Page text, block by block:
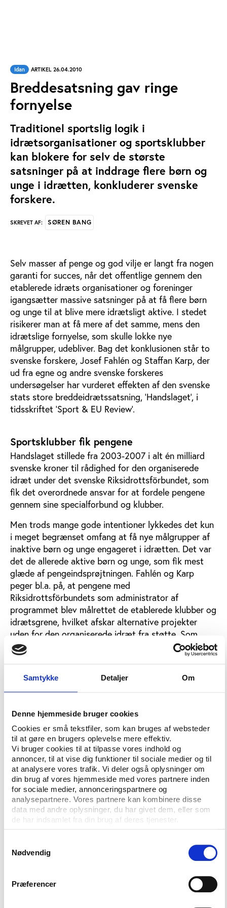
Samtykke Detaljer Om
Denne hjemmeside bruger cookies
Cookies er små tekstfiler, som kan bruges af websteder
til at gøre en brugers oplevelse mere effektiv.
Vi bruger cookies til at tilpasse vores indhold og
annoncer, til at vise dig funktioner til sociale medier og til
at analysere vores trafik. Vi deler også oplysninger om
din brug af vores hjemmeside med vores partnere inden
for sociale medier, annonceringspartnere og
analysepartnere. Vores partnere kan kombinere disse
data med andre oplysninger, du har givet dem, eller som
de har indsamlet fra din brug af deres tjenester.
Nødvendig
Præferencer
Idan ARTIKEL 26.04.2010
Breddesatsning gav ringe
fornyelse
Traditionel sportslig logik i
idrætsorganisationer og sportsklubber
kan blokere for selv de største
satsninger på at inddrage flere børn og
unge i idrætten, konkluderer svenske
forskere.
SKREVET AF: SØREN BANG
Selv masser af penge og god vilje er langt fra nogen
garanti for succes, når det offentlige gennem den
etablerede idræts organisationer og foreninger
igangsætter massive satsninger på at få flere børn
og unge til at blive mere idrætsligt aktive. I stedet
risikerer man at få mere af det samme, mens den
idrætslige fornyelse, som skulle lokke nye
målgrupper, udebliver. Bag det konklusionen står to
svenske forskere, Josef Fahlén og Staffan Karp, der
ud fra egne og andre svenske forskeres
undersøgelser har vurderet effekten af den svenske
stats store breddeidrætssatsning, ’Handslaget’, i
tidsskriftet ’Sport & EU Review’.
Sportsklubber fik pengene
Handslaget stillede fra 2003-2007 i alt én milliard
svenske kroner til rådighed for den organiserede
idræt under det svenske Riksidrottsförbundet, som
fik det overordnede ansvar for at fordele pengene
gennem sine specialforbund og klubber.
Men trods mange gode intentioner lykkedes det kun
i meget begrænset omfang at få nye målgrupper af
inaktive børn og unge engageret i idrætten. Det var
det de allerede aktive børn og unge, som fik mest
glæde af pengeindsprøjtningen. Fahlén og Karp
peger bl.a. på, at pengene med
Riksidrottsförbundets som administrator af
programmet blev målrettet de etablerede klubber og
idrætsgrene, hvilket afskar alternative projekter
uden for den organiserede idræt fra støtte. Som
eksempel nævner forfatterne et projekt i et socialt
udsat boligområde, som blev nægtet støtte, fordi
Samtidig var det i praksis meget svært for de
involverede foreninger og organisationer at sprænge
aktiviteter eller organisationsformer. I realiteten blev
Handslaget derfor mere en hjælp til at udbygge og
udvikle de eksisterende tilbud og aktiviteter end en
katalysator for idrætslig eller organisatorisk
fornyelse. Det blev endda blåstemplet undervejs, da
Riksidrottsförbundet omformulerede formålet med
projektet, så det fra at skulle inkludere helt nye
grupper i idrætten nu blot skulle fastholde de
allerede aktive længst muligt. Denne målsætning er i
’Idrottslyftet’ (idrætsløftet).
Træge organisationer